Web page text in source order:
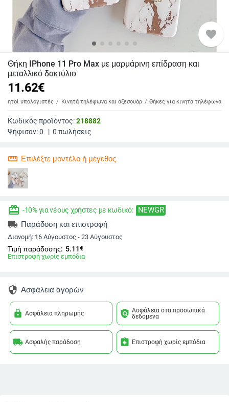
favorite
Θήκη IPhone 11 Pro Max με μαρμάρινη επίδραση και
μεταλλικό δακτύλιο
11.62€
υπολογιστές Κινητά τηλέφωνα και αξεσουάρ Θήκες για κινητά τηλέφωνα
Κωδικός προϊόντος:218882
Ψήφισαν:0 | 0 πωλήσεις
straighten Επιλέξτε μοντέλο ή μέγεθος
redeem -10% για νέους χρήστες με κωδικό: NEWGR
local_shipping Παράδοση και επιστροφή
Διανομή: 16 Αύγουστος - 23 Αύγουστος
Τιμή παράδοσης: 5.11€
Επιστροφή χωρίς εμπόδια
security Ασφάλεια αγορών
lock Ασφάλεια πληρωμής policy Ασφάλεια στα προσωπικά
δεδομένα
local_shipping Ασφαλής παράδοση assignment_return Επιστροφή χωρίς εμπόδια